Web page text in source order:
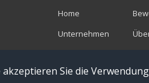
Sie die
Home
Unternehmen